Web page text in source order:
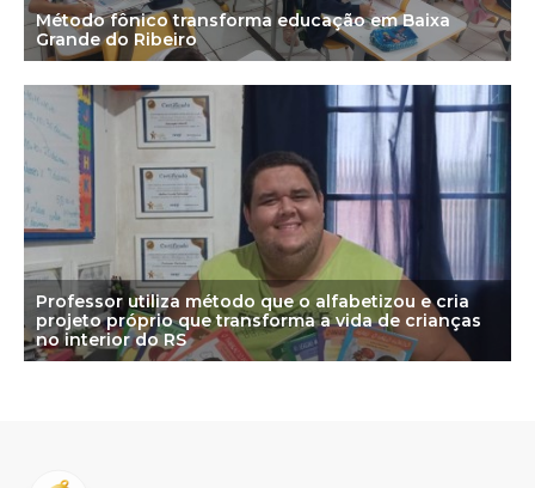
Método fônico transforma educação em Baixa
Grande do Ribeiro
Professor utiliza método que o alfabetizou e cria
projeto próprio que transforma a vida de crianças
no interior do RS